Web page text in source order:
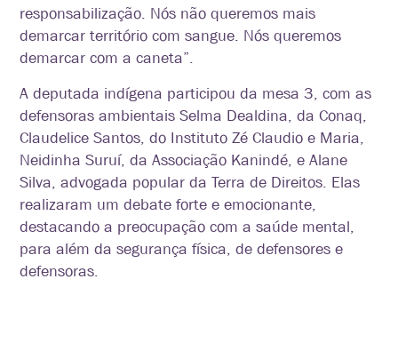
responsabilização. Nós não queremos mais
demarcar território com sangue. Nós queremos
demarcar com a caneta”.
A deputada indígena participou da mesa 3, com as
defensoras ambientais Selma Dealdina, da Conaq,
Claudelice Santos, do Instituto Zé Claudio e Maria,
Neidinha Suruí, da Associação Kanindé, e Alane
Silva, advogada popular da Terra de Direitos. Elas
realizaram um debate forte e emocionante,
destacando a preocupação com a saúde mental,
para além da segurança física, de defensores e
defensoras.